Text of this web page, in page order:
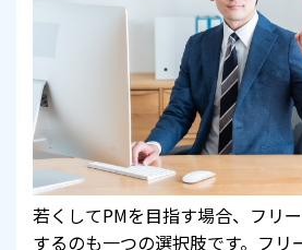
若くしてPMを目指す場合、フリ
するのも一つの選択肢です。フリ